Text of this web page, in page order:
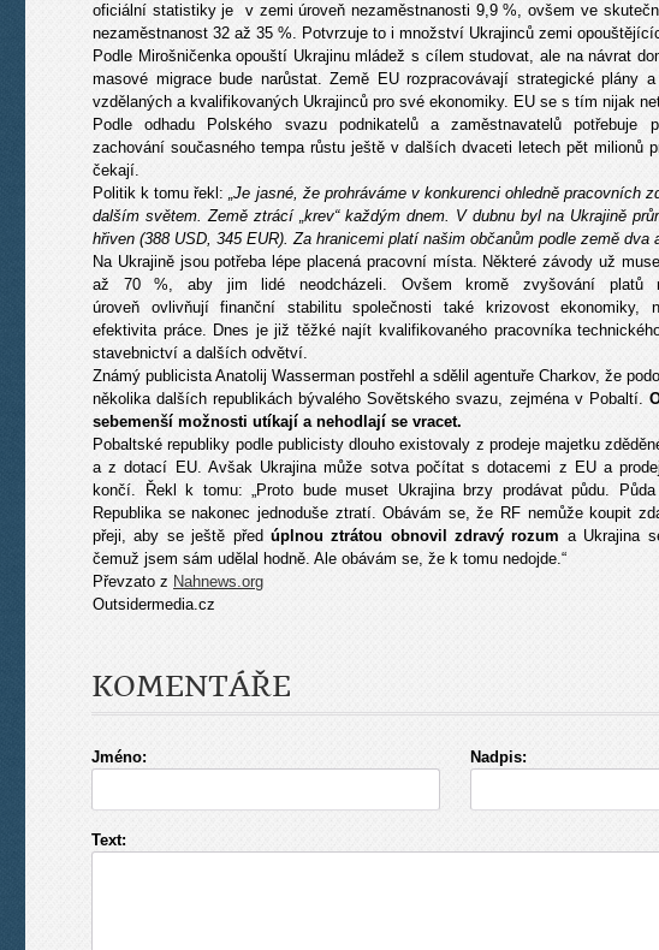
oficiální statistiky je v zemi úroveň nezaměstnanosti 9,9 %, ovšem ve
nezaměstnanost 32 až 35 %. Potvrzuje to i množství Ukrajinců zemi
Podle Mirošničenka opouští Ukrajinu mládež s cílem studovat, ale na návrat
masové migrace bude narůstat. Země EU rozpracovávají strategické plány
vzdělaných a kvalifikovaných Ukrajinců pro své ekonomiky. EU se s tím nijak
Podle odhadu Polského svazu podnikatelů a zaměstnavatelů potřebuje
zachování současného tempa růstu ještě v dalších dvaceti letech pět milionů
čekají.
Politik k tomu řekl:„Je jasné, že prohráváme v konkurenci ohledně pracovních
dalším světem. Země ztrácí „krev“ každým dnem. V dubnu byl na Ukrajině
hřiven (388 USD, 345 EUR). Za hranicemi platí našim občanům podle země dva
Na Ukrajině jsou potřeba lépe placená pracovní místa. Některé závody už
až 70 %, aby jim lidé neodcházeli. Ovšem kromě zvyšování platů
úroveň ovlivňují finanční stabilitu společnosti také krizovost ekonomiky,
efektivita práce. Dnes je již těžké najít kvalifikovaného pracovníka
stavebnictví a dalších odvětví.
Známý publicista Anatolij Wasserman postřehl a sdělil agentuře Charkov, že
několika dalších republikách bývalého Sovětského svazu, zejména v Pobaltí.
sebemenší možnosti utíkají a nehodlají se vracet.
Pobaltské republiky podle publicisty dlouho existovaly z prodeje majetku
a z dotací EU. Avšak Ukrajina může sotva počítat s dotacemi z EU a
končí. Řekl k tomu: „Proto bude muset Ukrajina brzy prodávat půdu.
Republika se nakonec jednoduše ztratí. Obávám se, že RF nemůže koupit
přeji, aby se ještě před úplnou ztrátou obnovil zdravý rozum a Ukrajina
čemuž jsem sám udělal hodně. Ale obávám se, že k tomu nedojde.“
Převzato z Nahnews.org
Outsidermedia.cz
KOMENTÁŘE
Jméno: Nadpis:
Text: